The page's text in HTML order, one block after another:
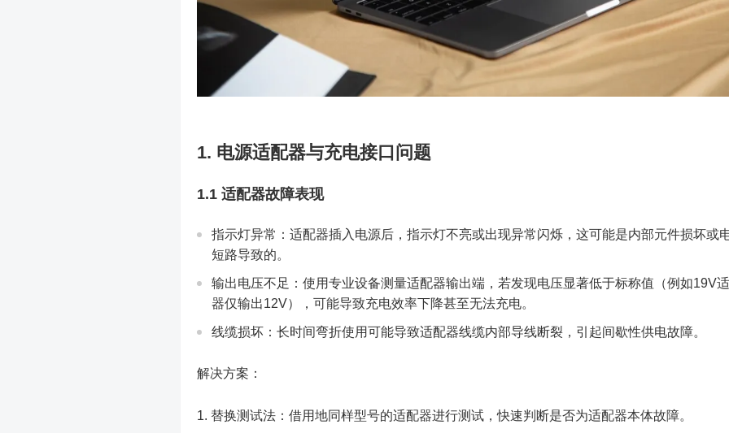
1. 电源适配器与充电接口问题
1.1 适配器故障表现
指示灯异常：适配器插入电源后，指示灯不亮或出现异常闪烁，这可能是内部元件损坏或
短路导致的。
输出电压不足：使用专业设备测量适配器输出端，若发现电压显著低于标称值（例如19V
器仅输出12V），可能导致充电效率下降甚至无法充电。
线缆损坏：长时间弯折使用可能导致适配器线缆内部导线断裂，引起间歇性供电故障。
解决方案：
替换测试法：借用地同样型号的适配器进行测试，快速判断是否为适配器本体故障。